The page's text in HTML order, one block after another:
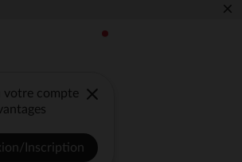
×
votre compte
Inscription